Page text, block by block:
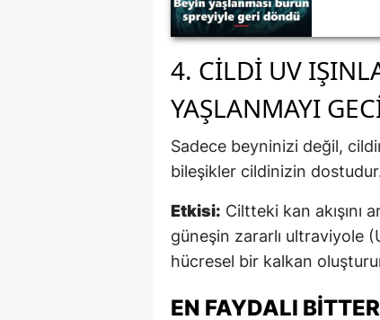
4. CILDI UV
YAŞLANMAYI
Sadece beyninizi değil,
bileşikler cildinizin
Etkisi: Ciltteki kan akışını
güneşin zararlı ultraviyole
hücresel bir kalkan
EN FAYDALI